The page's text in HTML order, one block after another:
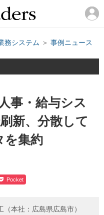
務システム ＞ 事例ニュース
事・給与シス
新、分散して
を集約
Pocket
本社：広島県広島市）